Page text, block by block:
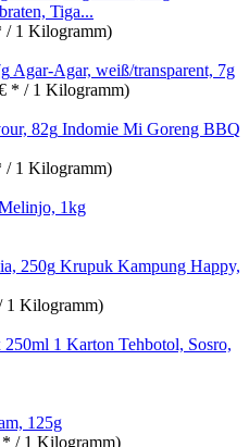
Tiga...
/ 1 Kilogramm)
Agar-Agar, weiß/transparent, 7g
* / 1 Kilogramm)
Indomie Mi Goreng BBQ
/ 1 Kilogramm)
1kg
Krupuk Kampung Happy,
1 Kilogramm)
1 Karton Tehbotol, Sosro,
125g
* / 1 Kilogramm)